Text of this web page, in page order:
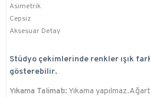
Asimetrik
Cepsiz
Aksesuar Detay
Stüdyo çekimlerinde renkler ışık
gösterebilir.
Yıkama Talimatı:Yıkama